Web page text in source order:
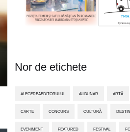
Nor de etichete
ALEGEREAEDITORULUI ALIBUNAR ARTĂ
CARTE CONCURS CULTURĂ
EVENIMENT FEATURED FESTIVAL